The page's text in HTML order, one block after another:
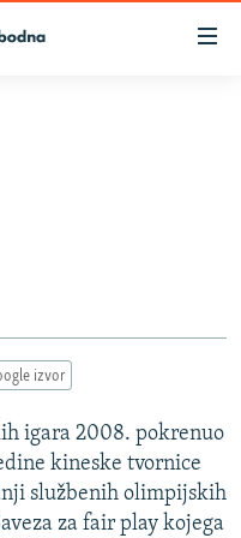
izvor
igara 2008. pokrenuo
kineske tvornice
službenih olimpijskih
za fair play kojega